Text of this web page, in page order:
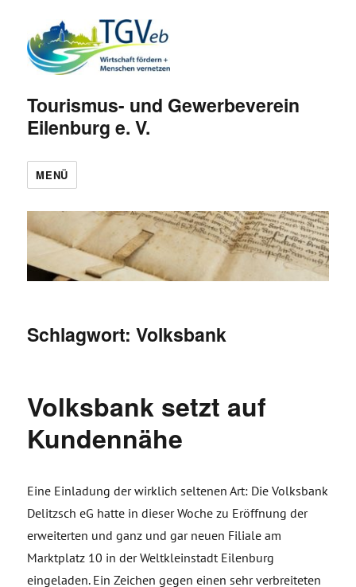
Tourismus- und Gewerbeverein
Eilenburg e. V.
MENÜ
Schlagwort:Volksbank
Volksbank setzt auf
Kundennähe
Eine Einladung der wirklich seltenen Art: Die Volksbank
Delitzsch eG hatte in dieser Woche zu Eröffnung der
erweiterten und ganz und gar neuen Filiale am
Marktplatz 10 in der Weltkleinstadt Eilenburg
eingeladen. Ein Zeichen gegen einen sehr verbreiteten